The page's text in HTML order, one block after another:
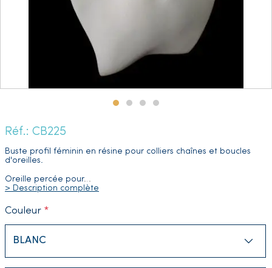
Réf.: CB225
Buste profil féminin en résine pour colliers chaînes et boucles
d'oreilles.
Oreille percée pour…
> Description complète
Couleur